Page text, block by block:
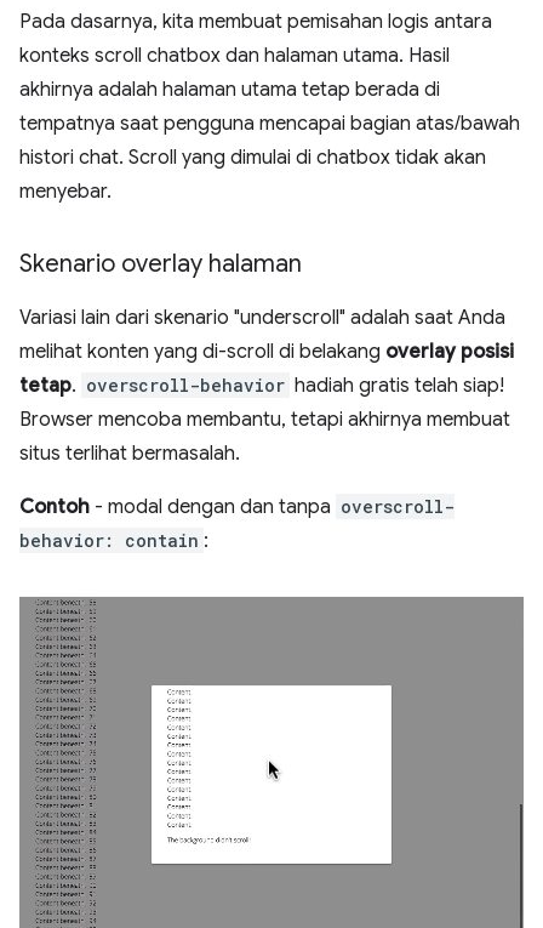
Pada dasarnya, kita membuat pemisahan logis antara
konteks scroll chatbox dan halaman utama. Hasil
akhirnya adalah halaman utama tetap berada di
tempatnya saat pengguna mencapai bagian atas/bawah
histori chat. Scroll yang dimulai di chatbox tidak akan
menyebar.
Skenario overlay halaman
Variasi lain dari skenario "underscroll" adalah saat Anda
melihat konten yang di-scroll di belakang overlay posisi
tetap. overscroll-behavior hadiah gratis telah siap!
Browser mencoba membantu, tetapi akhirnya membuat
situs terlihat bermasalah.
Contoh - modal dengan dan tanpa overscroll-
behavior: contain :